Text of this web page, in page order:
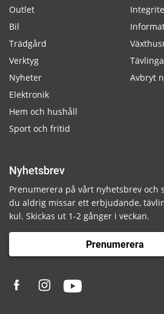
Outlet
Bil
Trädgård
Verktyg
Nyheter
Elektronik
Hem och hushåll
Sport och fritid
Avbryt
Nyhetsbrev
Prenumerera på vårt nyhetsbrev och
du aldrig missar ett erbjudande,
kul. Skickas ut 1-2 gånger i veckan.
Prenumerera